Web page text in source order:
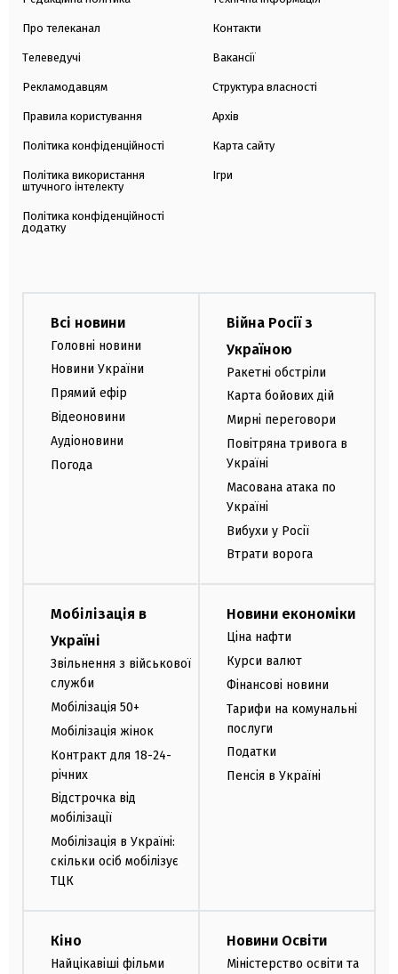
Про телеканал
Телеведучі
Рекламодавцям
Правила користування
Політика конфіденційності
Політика використання
штучного інтелекту
Політика конфіденційності
додатку
Контакти
Вакансії
Структура власності
Архів
Карта сайту
Ігри
Всі новини
Головні новини
Новини України
Прямий ефір
Відеоновини
Аудіоновини
Погода
Війна Росії з
Україною
Ракетні обстріли
Карта бойових дій
Мирні переговори
Повітряна тривога в
Україні
Масована атака по
Україні
Вибухи у Росії
Втрати ворога
Мобілізація в
Україні
Звільнення з військової
служби
Мобілізація 50+
Мобілізація жінок
Контракт для 18-24-
річних
Відстрочка від
мобілізації
Мобілізація в Україні:
скільки осіб мобілізує
ТЦК
Новини економіки
Ціна нафти
Курси валют
Фінансові новини
Тарифи на комунальні
послуги
Податки
Пенсія в Україні
Кіно
Найцікавіші фільми
Новини Освіти
Міністерство освіти та